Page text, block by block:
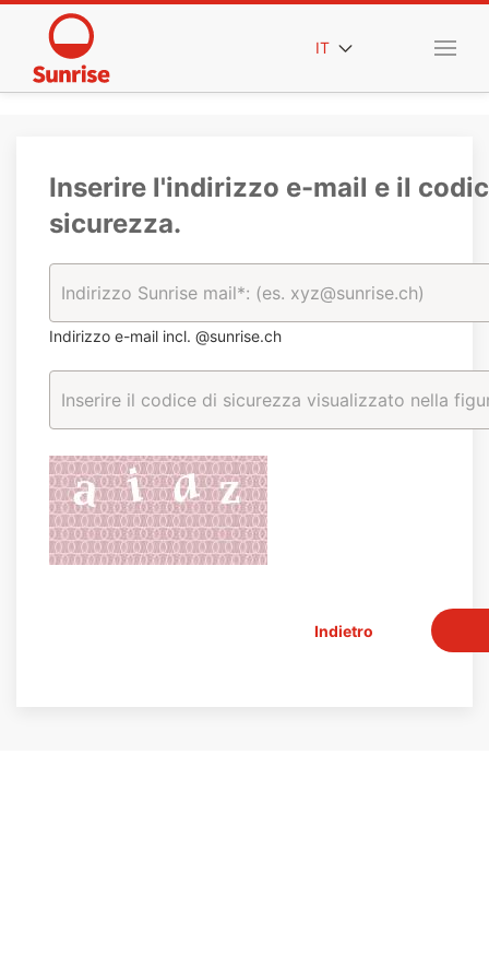
IT
Inserire l'indirizzo e-mail e il
sicurezza.
Indirizzo e-mail incl. @sunrise.ch
Indietro